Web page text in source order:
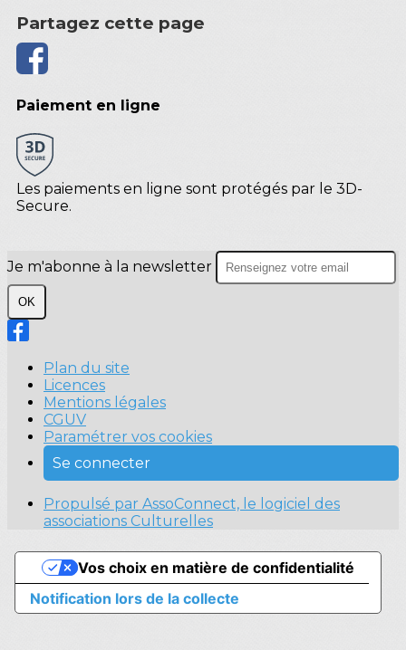
Partagez cette page
Paiement en ligne
Les paiements en ligne sont protégés par le 3D-
Secure.
Je m'abonne à la newsletter
OK
Plan du site
Licences
Mentions légales
CGUV
Paramétrer vos cookies
Se connecter
Propulsé par AssoConnect, le logiciel des
associations Culturelles
Notification lors de la collecte
Vos choix en matière de confidentialité